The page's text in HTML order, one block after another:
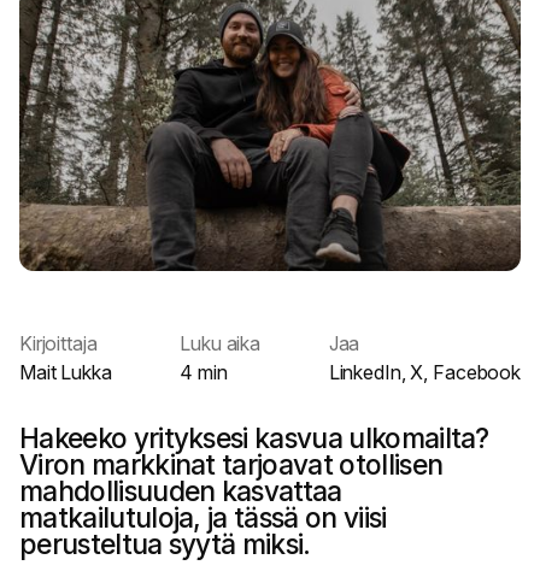
Kirjoittaja
Mait Lukka
Luku aika
4 min
Jaa
LinkedIn, X Facebook
Hakeeko yrityksesi kasvua ulkomailta?
Viron markkinat tarjoavat otollisen
mahdollisuuden kasvattaa
matkailutuloja, ja tässä on viisi
perusteltua syytä miksi.